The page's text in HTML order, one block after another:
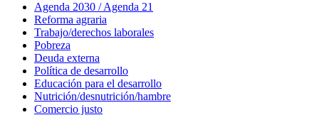
Agenda 2030 / Agenda 21
Reforma agraria
Trabajo/derechos laborales
Pobreza
Deuda externa
Política de desarrollo
Educación para el desarrollo
Nutrición/desnutrición/hambre
Comercio justo